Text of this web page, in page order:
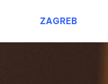
ZAGREB